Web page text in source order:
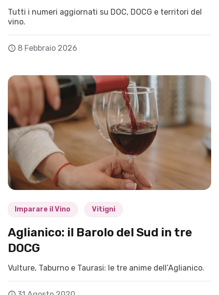
Tutti i numeri aggiornati su DOC, DOCG e territori del
vino.
8 Febbraio 2026
Imparare il Vino Vitigni
Aglianico: il Barolo del Sud in tre
DOCG
Vulture, Taburno e Taurasi: le tre anime dell’Aglianico.